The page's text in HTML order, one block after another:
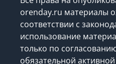
orenday.ru материалы
соответствии с
использование
только по
обязательной